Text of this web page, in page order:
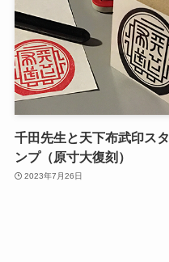
千田先生と天下布武印スタ
ンプ（原寸大復刻）
2023年7月26日